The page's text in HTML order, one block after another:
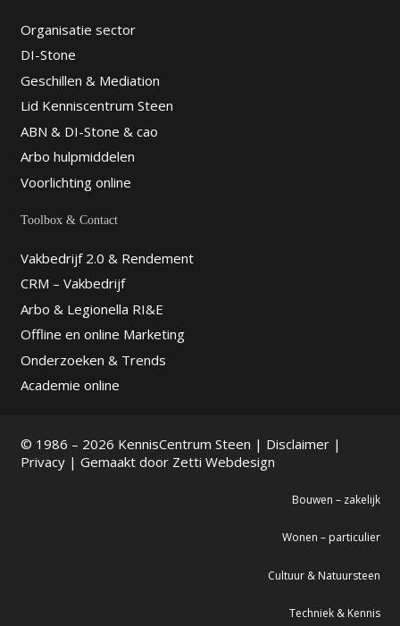
Organisatie sector
DI-Stone
Geschillen & Mediation
Lid Kenniscentrum Steen
ABN & DI-Stone & cao
Arbo hulpmiddelen
Voorlichting online
Toolbox & Contact
Vakbedrijf 2.0 & Rendement
CRM – Vakbedrijf
Arbo & Legionella RI&E
Offline en online Marketing
Onderzoeken & Trends
Academie online
© 1986 – 2026 KennisCentrum Steen | Disclaimer|
Privacy| Gemaakt door Zetti Webdesign
Bouwen – zakelijk
Wonen – particulier
Cultuur & Natuursteen
Techniek & Kennis